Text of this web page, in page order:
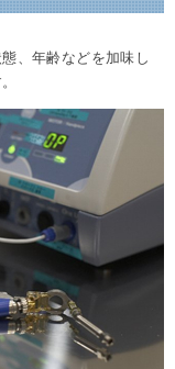
、年齢などを加味し